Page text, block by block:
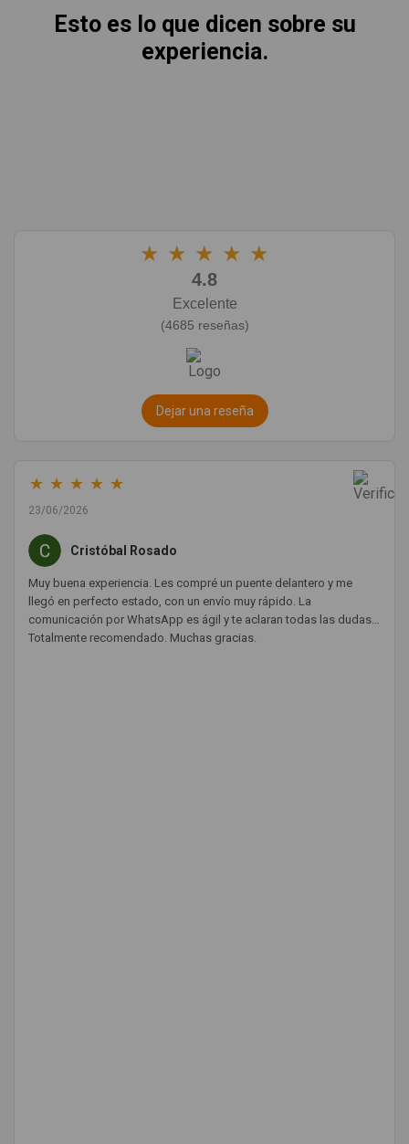
Esto es lo que dicen sobre su
experiencia.
★ ★ ★ ★ ★
4.8
Excelente
(4685 reseñas)
Dejar una reseña
★ ★ ★ ★ ★
23/06/2026
Cristóbal Rosado
Muy buena experiencia. Les compré un puente delantero y me
llegó en perfecto estado, con un envío muy rápido. La
comunicación por WhatsApp es ágil y te aclaran todas las dudas.
Totalmente recomendado. Muchas gracias.